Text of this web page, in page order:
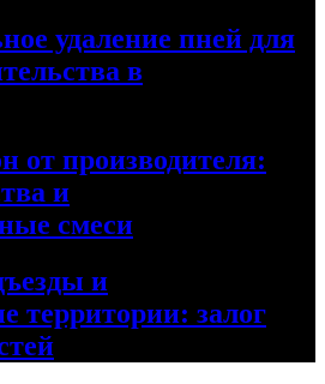
удаление пней для
в
от производителя:
и
смеси
и
территории: залог